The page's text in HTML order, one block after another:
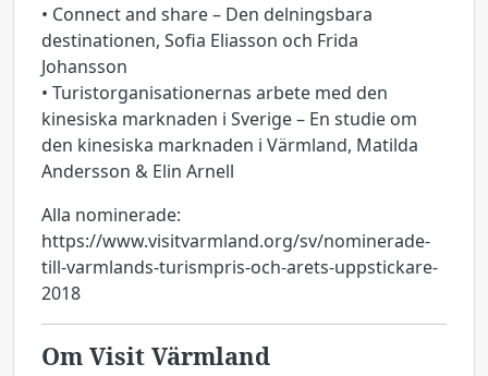
• Connect and share – Den delningsbara
destinationen, Sofia Eliasson och Frida
Johansson
• Turistorganisationernas arbete med den
kinesiska marknaden i Sverige – En studie om
den kinesiska marknaden i Värmland, Matilda
Andersson & Elin Arnell
Alla nominerade:
https://www.visitvarmland.org/sv/nominerade-
till-varmlands-turismpris-och-arets-uppstickare-
2018
Om Visit Värmland